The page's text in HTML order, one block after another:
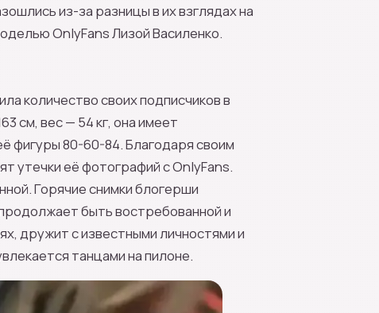
из-за разницы в их взглядах на
OnlyFans Лизой Василенко.
количество своих подписчиков в
см, вес — 54 кг, она имеет
фигуры 80-60-84. Благодаря своим
утечки её фотографий с OnlyFans.
Горячие снимки блогерши
быть востребованной и
дружит с известными личностями и
танцами на пилоне.